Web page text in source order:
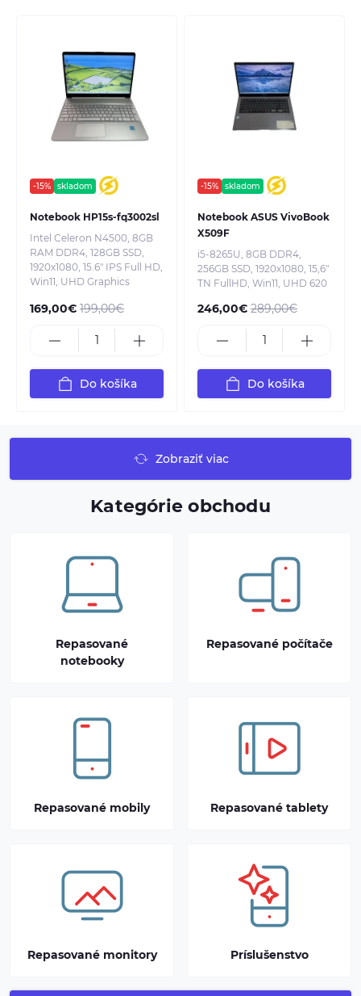
-15% skladom
Notebook HP15s-fq3002sl
Intel Celeron N4500, 8GB
RAM DDR4, 128GB SSD,
1920x1080, 15.6" IPS Full HD,
Win11, UHD Graphics
169,00€ 199,00€
Do košíka
-15% skladom
Notebook ASUS VivoBook
X509F
i5-8265U, 8GB DDR4,
256GB SSD, 1920x1080, 15,6"
TN FullHD, Win11, UHD 620
246,00€ 289,00€
Do košíka
Zobraziť viac
Kategórie obchodu
Repasované
notebooky
Repasované počítače
Repasované mobily Repasované tablety
Repasované monitory Príslušenstvo